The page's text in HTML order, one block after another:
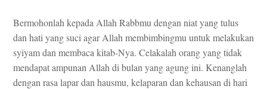
Bermohonlah kepada Allah Rabbmu dengan niat yang tulus
dan hati yang suci agar Allah membimbingmu untuk melakukan
syiyam dan membaca kitab-Nya. Celakalah orang yang tidak
mendapat ampunan Allah di bulan yang agung ini. Kenanglah
dengan rasa lapar dan hausmu, kelaparan dan kehausan di hari